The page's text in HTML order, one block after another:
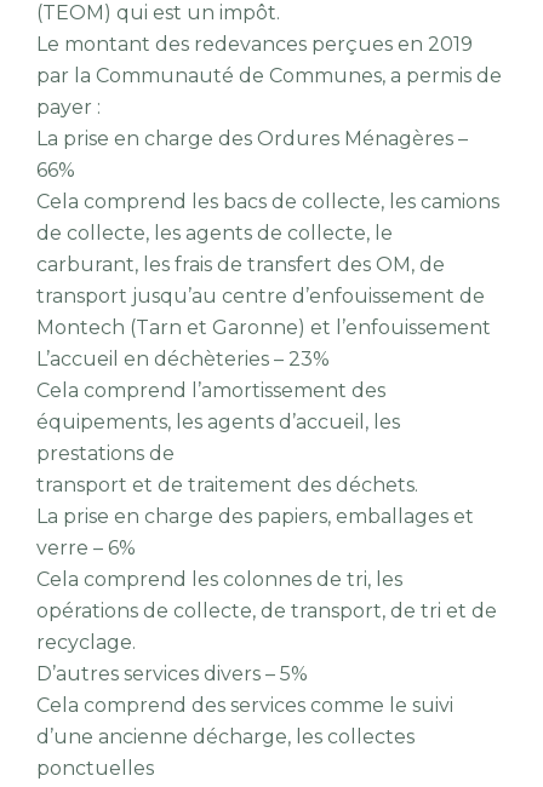
(TEOM) qui est un impôt.
Le montant des redevances perçues en 2019
par la Communauté de Communes, a permis de
payer :
La prise en charge des Ordures Ménagères –
66%
Cela comprend les bacs de collecte, les camions
de collecte, les agents de collecte, le
carburant, les frais de transfert des OM, de
transport jusqu’au centre d’enfouissement de
Montech (Tarn et Garonne) et l’enfouissement
L’accueil en déchèteries – 23%
Cela comprend l’amortissement des
équipements, les agents d’accueil, les
prestations de
transport et de traitement des déchets.
La prise en charge des papiers, emballages et
verre – 6%
Cela comprend les colonnes de tri, les
opérations de collecte, de transport, de tri et de
recyclage.
D’autres services divers – 5%
Cela comprend des services comme le suivi
d’une ancienne décharge, les collectes
ponctuelles